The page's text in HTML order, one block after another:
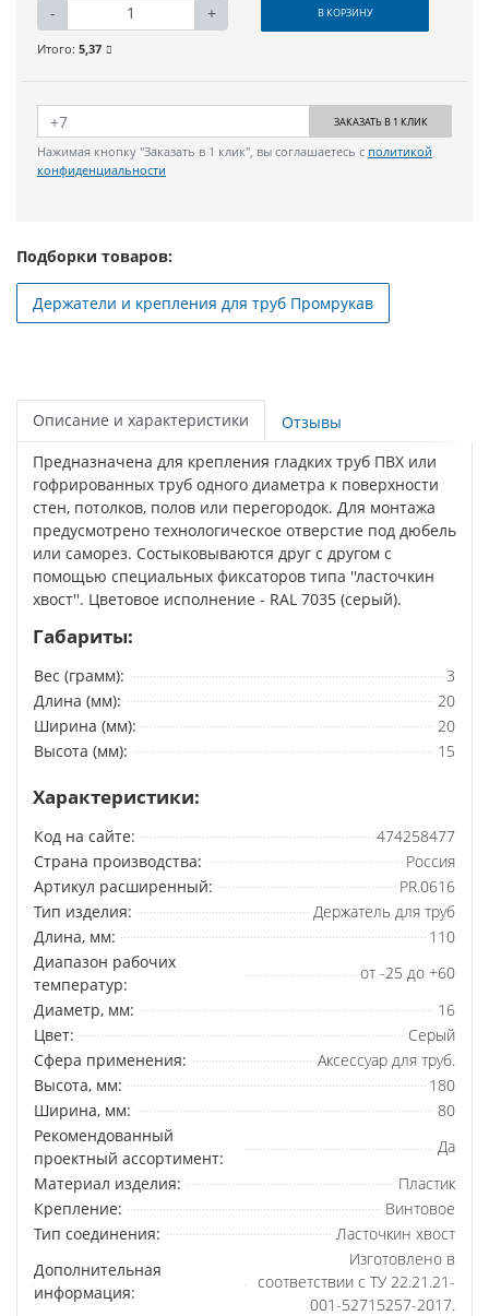
- + В КОРЗИНУ
Итого: 5,37
ЗАКАЗАТЬ В 1 КЛИК
Нажимая кнопку "Заказать в 1 клик", вы соглашаетесь с политикой
конфиденциальности
Подборки товаров:
Держатели и крепления для труб Промрукав
Описание и характеристики
Отзывы
Предназначена для крепления гладких труб ПВХ или
гофрированных труб одного диаметра к поверхности
стен, потолков, полов или перегородок. Для монтажа
предусмотрено технологическое отверстие под дюбель
или саморез. Состыковываются друг с другом с
помощью специальных фиксаторов типа ''ласточкин
хвост''. Цветовое исполнение - RAL 7035 (серый).
Габариты:
Вес (грамм):
3
Длина (мм):
20
Ширина (мм):
20
Высота (мм):
15
Характеристики:
Код на сайте:
474258477
Страна производства:
Россия
Артикул расширенный:
PR.0616
Тип изделия:
Держатель для труб
Длина, мм:
110
Диапазон рабочих
температур:
от -25 до +60
Диаметр, мм:
16
Цвет:
Серый
Сфера применения:
Аксессуар для труб.
Высота, мм:
180
Ширина, мм:
80
Рекомендованный
проектный ассортимент:
Да
Материал изделия:
Пластик
Крепление:
Винтовое
Тип соединения:
Ласточкин хвост
Дополнительная
информация:
Изготовлено в
соответствии с ТУ 22.21.21-
001-52715257-2017.